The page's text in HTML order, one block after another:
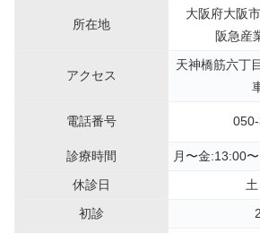
所在地
大阪府大阪
阪急産
アクセス
天神橋筋六丁
電話番号
診療時間
月〜金:13:00
休診日
初診